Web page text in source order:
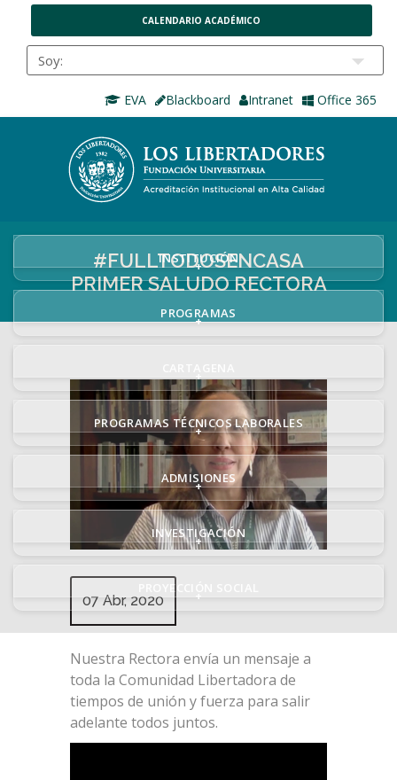
CALENDARIO ACADÉMICO
EVA Blackboard Intranet Office 365
INSTITUCIÓN
+
PROGRAMAS
+
+
PROGRAMAS TÉCNICOS LABORALES
+
ADMISIONES
+
INVESTIGACIÓN
+
PROYECCIÓN SOCIAL
+
#FULLTODOSENCASA
PRIMER SALUDO RECTORA
07 Abr, 2020
Nuestra Rectora envía un mensaje a
toda la Comunidad Libertadora de
tiempos de unión y fuerza para salir
adelante todos juntos.